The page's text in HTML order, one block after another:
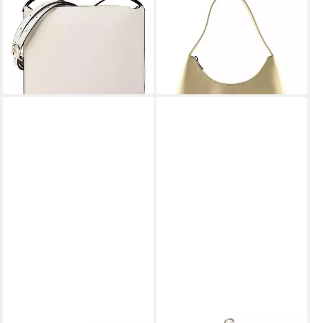
Umhängetasche Ava, Leder
ab 239,81 €
-17%
lieferbar - in 2-3 Werktagen bei dir
Schultertasche Diamante
295,00 €
lieferbar - in 2-3 Werktagen bei dir